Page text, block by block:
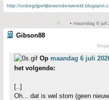
http://
• maandag 6 juli
Gibson88
Op maandag 6 juli
het volgende:
[..]
Oh... dat is wel stom (geen